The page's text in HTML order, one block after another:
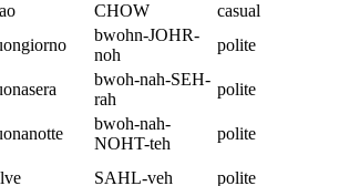
CHOW
casual
bwohn-JOHR-
noh
polite
bwoh-nah-SEH-
rah
polite
bwoh-nah-
NOHT-teh
polite
SAHL-veh
polite